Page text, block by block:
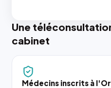
Une
cabinet
Médecins inscrits à